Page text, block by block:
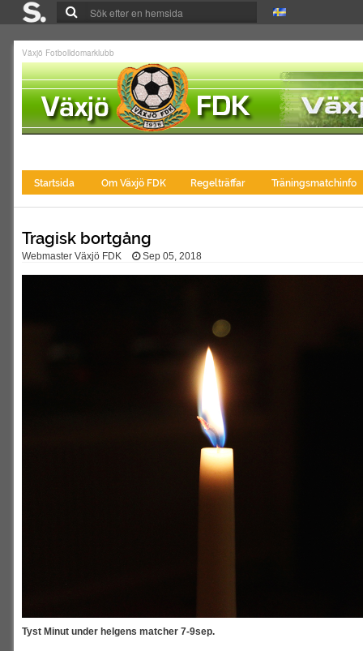
Växjö Fotbolldomarklubb
Startsida Om Växjö FDK Regelträffar Träningsmatchinfo
Tragisk bortgång
Webmaster Växjö FDK Sep 05, 2018
Tyst Minut under helgens matcher 7-9sep.